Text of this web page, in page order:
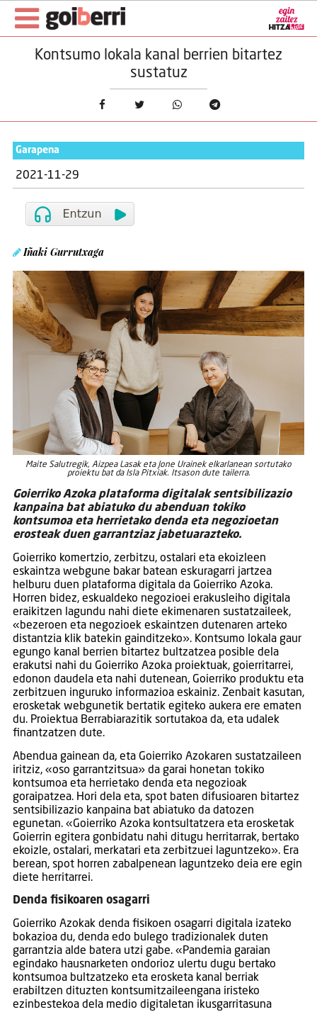
Kontsumo lokala kanal berrien bitartez
sustatuz
Garapena
2021-11-29
Iñaki Gurrutxaga
Maite Salutregik, Aizpea Lasak eta Jone Urainek elkarlanean sortutako
proiektu bat da Isla Pitxiak. Itsason dute tailerra.
Goierriko Azoka plataforma digitalak sentsibilizazio
kanpaina bat abiatuko du abenduan tokiko
kontsumoa eta herrietako denda eta negozioetan
erosteak duen garrantziaz jabetuarazteko.
Goierriko komertzio, zerbitzu, ostalari eta ekoizleen
eskaintza webgune bakar batean eskuragarri jartzea
helburu duen plataforma digitala da Goierriko Azoka.
Horren bidez, eskualdeko negozioei erakusleiho digitala
eraikitzen lagundu nahi diete ekimenaren sustatzaileek,
«bezeroen eta negozioek eskaintzen dutenaren arteko
distantzia klik batekin gainditzeko». Kontsumo lokala gaur
egungo kanal berrien bitartez bultzatzea posible dela
erakutsi nahi du Goierriko Azoka proiektuak, goierritarrei,
edonon daudela eta nahi dutenean, Goierriko produktu eta
zerbitzuen inguruko informazioa eskainiz. Zenbait kasutan,
erosketak webgunetik bertatik egiteko aukera ere ematen
du. Proiektua Berrabiarazitik sortutakoa da, eta udalek
finantzatzen dute.
Abendua gainean da, eta Goierriko Azokaren sustatzaileen
iritziz, «oso garrantzitsua» da garai honetan tokiko
kontsumoa eta herrietako denda eta negozioak
goraipatzea. Hori dela eta, spot baten difusioaren bitartez
sentsibilizazio kanpaina bat abiatuko da datozen
egunetan. «Goierriko Azoka kontsultatzera eta erosketak
Goierrin egitera gonbidatu nahi ditugu herritarrak, bertako
ekoizle, ostalari, merkatari eta zerbitzuei laguntzeko». Era
berean, spot horren zabalpenean laguntzeko deia ere egin
diete herritarrei.
Denda fisikoaren osagarri
Goierriko Azokak denda fisikoen osagarri digitala izateko
bokazioa du, denda edo bulego tradizionalek duten
garrantzia alde batera utzi gabe. «Pandemia garaian
egindako hausnarketen ondorioz ulertu dugu bertako
kontsumoa bultzatzeko eta erosketa kanal berriak
erabiltzen dituzten kontsumitzaileengana iristeko
ezinbestekoa dela medio digitaletan ikusgarritasuna